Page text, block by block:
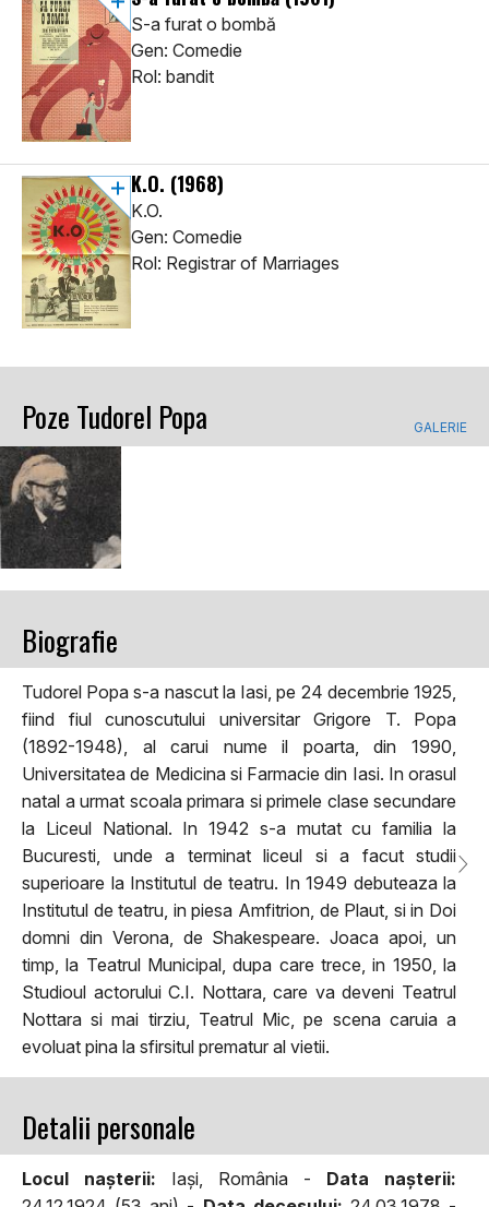
S-a furat o bombă
Gen: Comedie
Rol: bandit
K.O. (1968)
K.O.
Gen: Comedie
Rol: Registrar of Marriages
Poze Tudorel Popa GALERIE
Biografie
Tudorel Popa s-a nascut la Iasi, pe 24 decembrie 1925,
fiind fiul cunoscutului universitar Grigore T. Popa
(1892-1948), al carui nume il poarta, din 1990,
Universitatea de Medicina si Farmacie din Iasi. In orasul
natal a urmat scoala primara si primele clase secundare
la Liceul National. In 1942 s-a mutat cu familia la
Bucuresti, unde a terminat liceul si a facut studii
superioare la Institutul de teatru. In 1949 debuteaza la
Institutul de teatru, in piesa Amfitrion, de Plaut, si in Doi
domni din Verona, de Shakespeare. Joaca apoi, un
timp, la Teatrul Municipal, dupa care trece, in 1950, la
Studioul actorului C.I. Nottara, care va deveni Teatrul
Nottara si mai tirziu, Teatrul Mic, pe scena caruia a
evoluat pina la sfirsitul prematur al vietii.
Detalii personale
Locul naşterii: Iași, România - Data naşterii: